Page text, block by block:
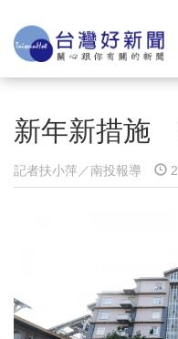
新年新措施
記者扶小萍／南投報導